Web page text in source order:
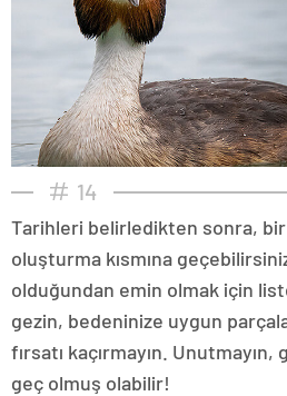
14
Tarihleri belirledikten sonra,
oluşturma kısmına
olduğundan emin olmak için
gezin, bedeninize uygun
fırsatı kaçırmayın.
geç olmuş olabilir!